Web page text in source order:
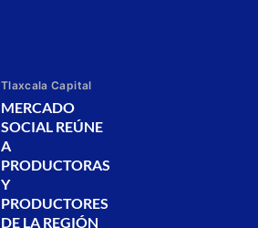
Tlaxcala Capital
MERCADO
SOCIAL REÚNE
A
PRODUCTORAS
Y
PRODUCTORES
DE LA REGIÓN